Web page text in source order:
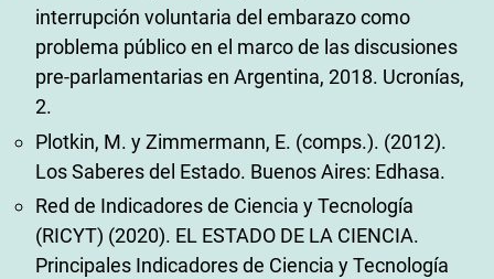
interrupción voluntaria del embarazo como
problema público en el marco de las discusiones
pre-parlamentarias en Argentina, 2018. Ucronías,
2.
Plotkin, M. y Zimmermann, E. (comps.). (2012).
Los Saberes del Estado. Buenos Aires: Edhasa.
Red de Indicadores de Ciencia y Tecnología
(RICYT) (2020). EL ESTADO DE LA CIENCIA.
Principales Indicadores de Ciencia y Tecnología